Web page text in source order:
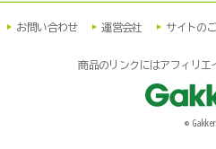
お問い合わせ 運営会社 サイトの
商品のリンクにはアフィリエ
© Gakken